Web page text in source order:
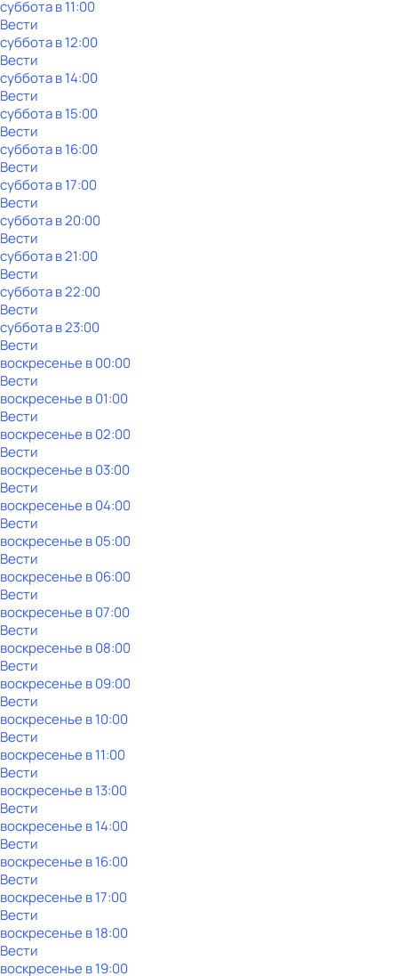
субботав11:00
Вести
субботав12:00
Вести
субботав14:00
Вести
субботав15:00
Вести
субботав16:00
Вести
субботав17:00
Вести
субботав20:00
Вести
субботав21:00
Вести
субботав22:00
Вести
субботав23:00
Вести
воскресенье в00:00
Вести
воскресенье в01:00
Вести
воскресенье в02:00
Вести
воскресенье в03:00
Вести
воскресенье в04:00
Вести
воскресенье в05:00
Вести
воскресенье в06:00
Вести
воскресенье в07:00
Вести
воскресенье в08:00
Вести
воскресенье в09:00
Вести
воскресенье в10:00
Вести
воскресенье в11:00
Вести
воскресенье в13:00
Вести
воскресенье в14:00
Вести
воскресенье в16:00
Вести
воскресенье в17:00
Вести
воскресенье в18:00
Вести
воскресенье в19:00